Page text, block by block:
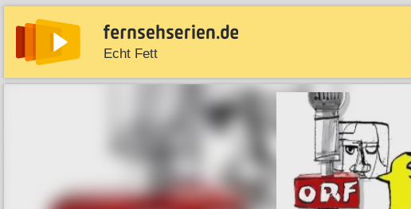
Echt Fett
News Entdecken Streaming